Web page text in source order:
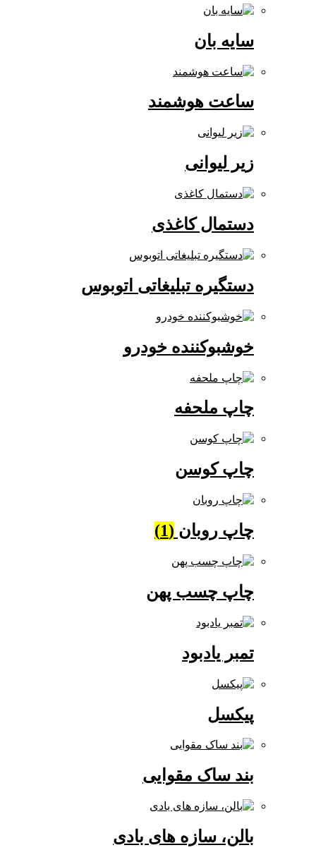
ساعت هوشمند
زیر لیوانی
دستمال کاغذی
دستگیره تبلیغاتی اتوبوس
خوشبوکننده خودرو
چاپ ملحفه
چاپ کوسن
چاپ روبان(1)
چاپ چسب پهن
تمبر یادبود
بند ساک مقوایی
بالن، سازه های بادی